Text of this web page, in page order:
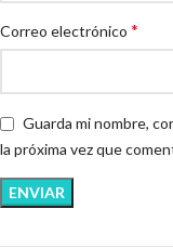
Correo electrónico *
Guarda mi nombre,
la próxima vez que